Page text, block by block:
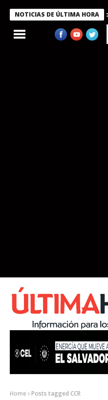
NOTICIAS DE ÚLTIMA HORA
condecora a miembros de
Home Posts tagged CCR